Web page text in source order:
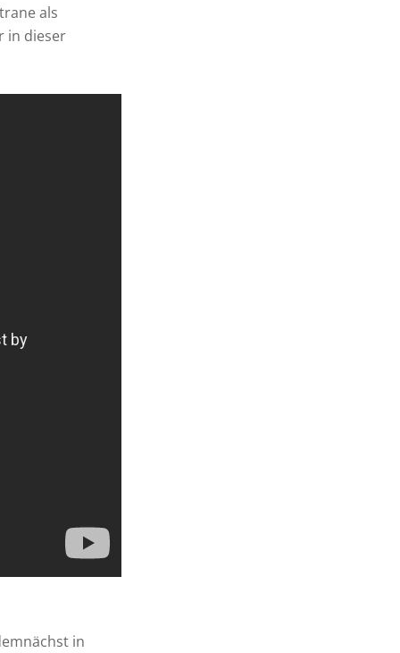
als
in dieser
in